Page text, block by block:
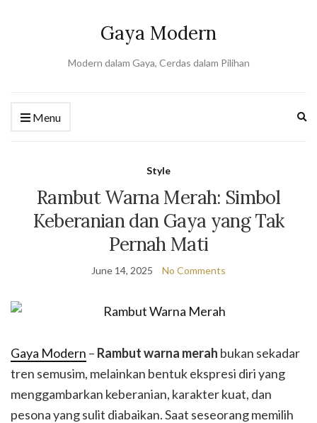
Gaya Modern
Modern dalam Gaya, Cerdas dalam Pilihan
Menu
Style
Rambut Warna Merah: Simbol
Keberanian dan Gaya yang Tak
Pernah Mati
June 14, 2025 No Comments
Gaya Modern – Rambut warna merah bukan sekadar
tren semusim, melainkan bentuk ekspresi diri yang
menggambarkan keberanian, karakter kuat, dan
pesona yang sulit diabaikan. Saat seseorang memilih